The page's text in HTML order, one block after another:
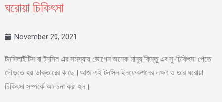
ঘরোয়া চিকিৎসা
November 20, 2021
টনসিলাইটিস বা টনসিল এর সমস্যায় ভোগেন অনেক মানুষ কিন্তু এর সু-চিকিৎসা পেতে
দৌড়তে হয় ডাক্তারের কাছে।আজ এই টনসিল ইনফেকশনের লক্ষণ ও তার ঘরোয়া
চিকিৎসা সম্পর্কে আলচনা করা হল।